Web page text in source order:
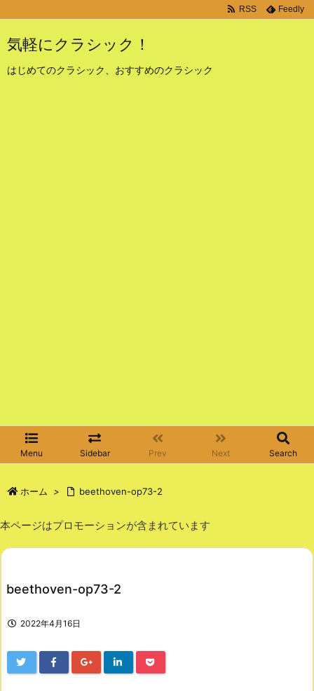
気軽にクラシック！
はじめてのクラシック、おすすめのクラシック
Menu Sidebar Prev Next Search
RSS Feedly
ホーム > beethoven-op73-2
本ページはプロモーションが含まれています
beethoven-op73-2
2022年4月16日